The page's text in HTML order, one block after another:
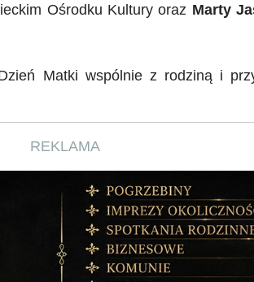
Ośrodku Kultury oraz Marty
Matki wspólnie z rodziną i
REKLAMA